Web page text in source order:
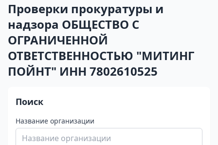
Проверки прокуратуры и
надзора ОБЩЕСТВО С
ОГРАНИЧЕННОЙ
ОТВЕТСТВЕННОСТЬЮ "МИТИНГ
ПОЙНТ" ИНН 7802610525
Поиск
Название организации